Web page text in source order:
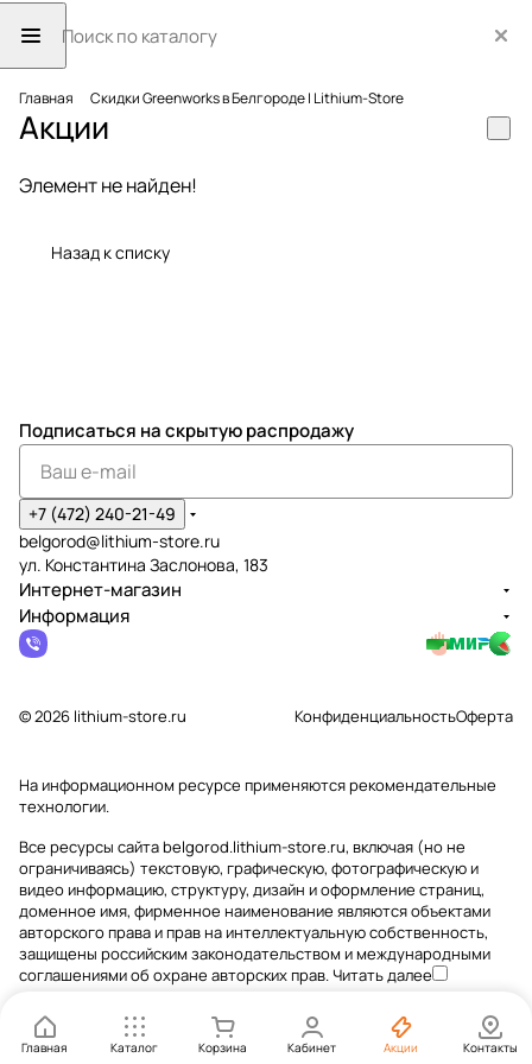
Главная Скидки Greenworks в Белгороде | Lithium-Store
Акции
Элемент не найден!
Назад к списку
Главная Каталог Корзина Кабинет Акции Контакты
Подписаться на скрытую распродажу
+7 (472) 240-21-49
belgorod@lithium-store.ru
ул. Константина Заслонова, 183
Интернет-магазин
Информация
© 2026 lithium-store.ru КонфиденциальностьОферта
На информационном ресурсе применяютсярекомендательные
технологии.
Все ресурсы сайта belgorod.lithium-store.ru, включая (но не
ограничиваясь) текстовую, графическую, фотографическую и
видео информацию, структуру, дизайн и оформление страниц,
доменное имя, фирменное наименование являются объектами
авторского права и прав на интеллектуальную собственность,
защищены российским законодательством и международными
соглашениями об охране авторских прав.Читать далее